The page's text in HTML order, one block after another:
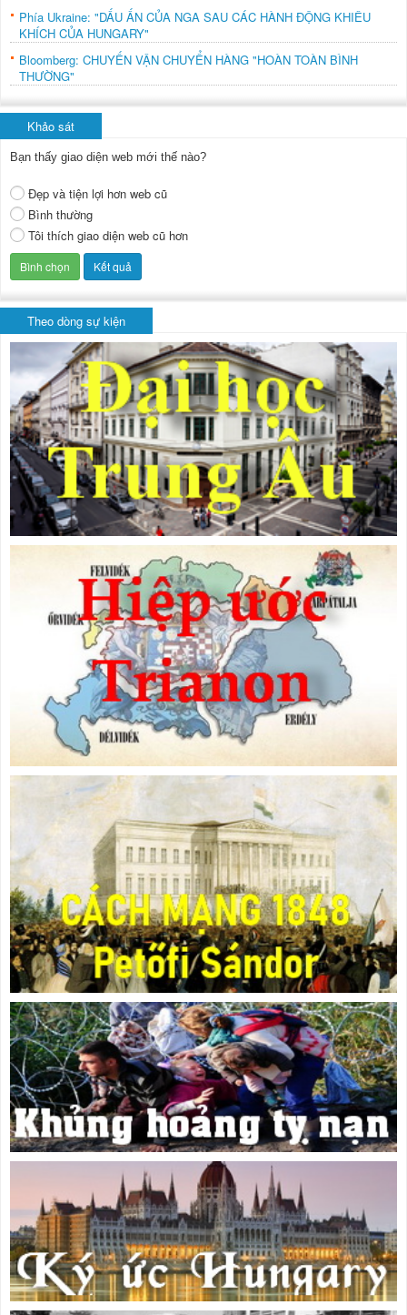
Phía Ukraine: "DẤU ẤN CỦA NGA SAU CÁC HÀNH ĐỘNG KHIÊU
KHÍCH CỦA HUNGARY"
Bloomberg: CHUYẾN VẬN CHUYỂN HÀNG "HOÀN TOÀN BÌNH
THƯỜNG"
Khảo sát
Bạn thấy giao diện web mới thế nào?
Đẹp và tiện lợi hơn web cũ
Bình thường
Tôi thích giao diện web cũ hơn
Theo dòng sự kiện